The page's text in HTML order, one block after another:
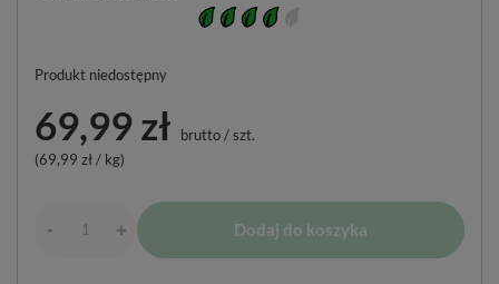
Produkt niedostępny
69,99 zł brutto/szt.
(69,99 zł / kg)
- + Dodaj do koszyka